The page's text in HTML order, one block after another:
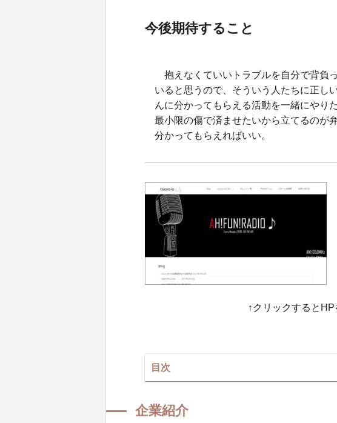
今後期待すること
抱えなくていいトラブルを自分で背負
いると思うので、そういう人たちに正し
んに分かってもらえる活動を一緒にやり
最小限の傷で済ませたいから立てるのが
分かってもらえればいい。
↑クリックするとHP
目次
山下江法律事務所について
企業紹介